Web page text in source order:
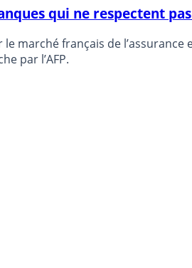
qui ne respectent
marché français de
par l’AFP.